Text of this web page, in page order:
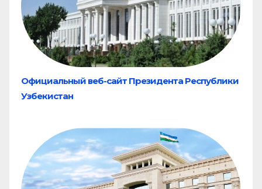
Официальный веб-сайт Президента Республики
Узбекистан